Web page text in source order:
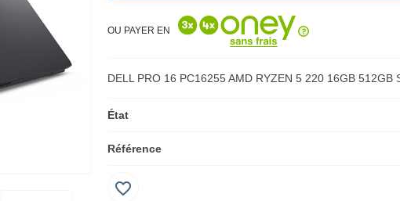
OU PAYER EN
DELL PRO 16 PC16255 AMD RYZEN 5 220 16GB 512GB
État
Référence
favorite_border